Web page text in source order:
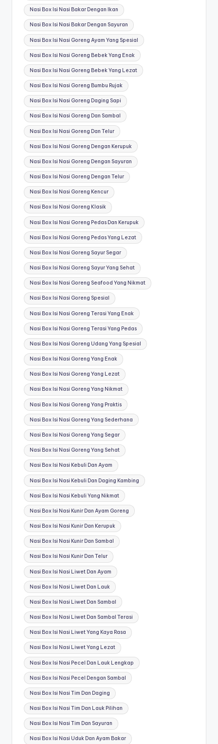
Nasi Box Isi Nasi Bakar Dengan Ikan
Nasi Box Isi Nasi Bakar Dengan Sayuran
Nasi Box Isi Nasi Goreng Ayam Yang Spesial
Nasi Box Isi Nasi Goreng Bebek Yang Enak
Nasi Box Isi Nasi Goreng Bebek Yang Lezat
Nasi Box Isi Nasi Goreng Bumbu Rujak
Nasi Box Isi Nasi Goreng Daging Sapi
Nasi Box Isi Nasi Goreng Dan Sambal
Nasi Box Isi Nasi Goreng Dan Telur
Nasi Box Isi Nasi Goreng Dengan Kerupuk
Nasi Box Isi Nasi Goreng Dengan Sayuran
Nasi Box Isi Nasi Goreng Dengan Telur
Nasi Box Isi Nasi Goreng Kencur
Nasi Box Isi Nasi Goreng Klasik
Nasi Box Isi Nasi Goreng Pedas Dan Kerupuk
Nasi Box Isi Nasi Goreng Pedas Yang Lezat
Nasi Box Isi Nasi Goreng Sayur Segar
Nasi Box Isi Nasi Goreng Sayur Yang Sehat
Nasi Box Isi Nasi Goreng Seafood Yang Nikmat
Nasi Box Isi Nasi Goreng Spesial
Nasi Box Isi Nasi Goreng Terasi Yang Enak
Nasi Box Isi Nasi Goreng Terasi Yang Pedas
Nasi Box Isi Nasi Goreng Udang Yang Spesial
Nasi Box Isi Nasi Goreng Yang Enak
Nasi Box Isi Nasi Goreng Yang Lezat
Nasi Box Isi Nasi Goreng Yang Nikmat
Nasi Box Isi Nasi Goreng Yang Praktis
Nasi Box Isi Nasi Goreng Yang Sederhana
Nasi Box Isi Nasi Goreng Yang Segar
Nasi Box Isi Nasi Goreng Yang Sehat
Nasi Box Isi Nasi Kebuli Dan Ayam
Nasi Box Isi Nasi Kebuli Dan Daging Kambing
Nasi Box Isi Nasi Kebuli Yang Nikmat
Nasi Box Isi Nasi Kunir Dan Ayam Goreng
Nasi Box Isi Nasi Kunir Dan Kerupuk
Nasi Box Isi Nasi Kunir Dan Sambal
Nasi Box Isi Nasi Kunir Dan Telur
Nasi Box Isi Nasi Liwet Dan Ayam
Nasi Box Isi Nasi Liwet Dan Lauk
Nasi Box Isi Nasi Liwet Dan Sambal
Nasi Box Isi Nasi Liwet Dan Sambal Terasi
Nasi Box Isi Nasi Liwet Yang Kaya Rasa
Nasi Box Isi Nasi Liwet Yang Lezat
Nasi Box Isi Nasi Pecel Dan Lauk Lengkap
Nasi Box Isi Nasi Pecel Dengan Sambal
Nasi Box Isi Nasi Tim Dan Daging
Nasi Box Isi Nasi Tim Dan Lauk Pilihan
Nasi Box Isi Nasi Tim Dan Sayuran
Nasi Box Isi Nasi Uduk Dan Ayam Bakar